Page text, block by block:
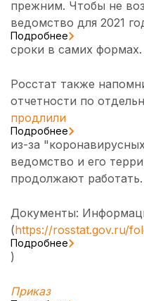
прежним. Чтобы не
ведомство для 2021
Подробнее
сроки в самих формах.
Росстат также
отчетности по
продлили
Подробнее
из-за
ведомство и его
продолжают работать.
Документы:
(https://rosstat.gov.ru/
Подробнее
)
Приказ